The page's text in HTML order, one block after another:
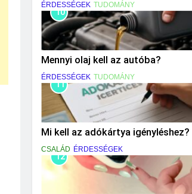
ÉRDESSÉGEK TUDOMÁNY
10
Mennyi olaj kell az autóba?
ÉRDESSÉGEK TUDOMÁNY
11
Mi kell az adókártya igényléshez?
CSALÁD ÉRDESSÉGEK
12